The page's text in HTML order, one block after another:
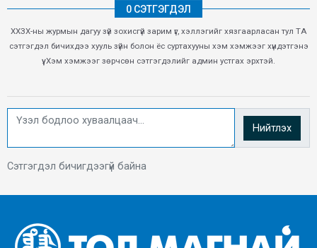
0 СЭТГЭГДЭЛ
ХХЗХ-ны журмын дагуу зүй зохисгүй зарим үг, хэллэгийг хязгаарласан тул ТА
сэтгэгдэл бичихдээ хууль зүйн болон ёс суртахууны хэм хэмжээг хүндэтгэнэ
үү. Хэм хэмжээг зөрчсөн сэтгэгдэлийг админ устгах эрхтэй.
Нийтлэх
Сэтгэгдэл бичигдээгүй байна